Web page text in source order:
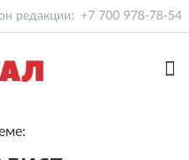
редакции: +7 700 978-78-54